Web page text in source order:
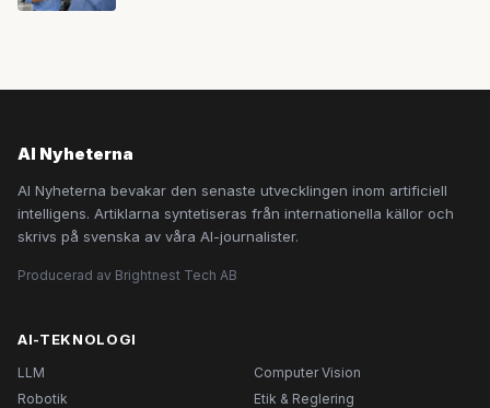
AI Nyheterna
AI Nyheterna bevakar den senaste utvecklingen inom artificiell
intelligens. Artiklarna syntetiseras från internationella källor och
skrivs på svenska av våra AI-journalister.
Producerad av Brightnest Tech AB
AI-TEKNOLOGI
LLM
Computer Vision
Robotik
Etik & Reglering